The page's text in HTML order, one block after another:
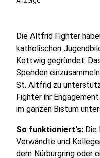
Die Altfrid Fighter
katholischen
Kettwig gegründet.
Spenden
St. Altfrid zu
Fighter ihr
im ganzen Bistum
So funktioniert's: Die
Verwandte und
dem Nürburgring oder